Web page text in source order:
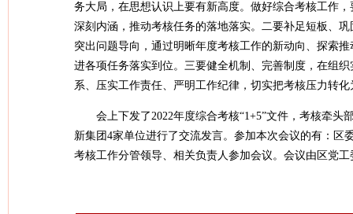
务大局，在思想认识上要有新高度。做好综合考核工作
深刻内涵，推动考核任务的落地落实。二要补足短板、
突出问题导向，通过明晰年度考核工作的新动向、探索
进各项任务落实到位。三要健全机制、完善制度，在组
系、压实工作责任、严明工作纪律，切实把考核压力转
会上下发了2022年度综合考核“1+5”文件，考核牵
新集团4家单位进行了交流发言。参加本次会议的有：
考核工作分管领导、相关负责人参加会议。会议由区党